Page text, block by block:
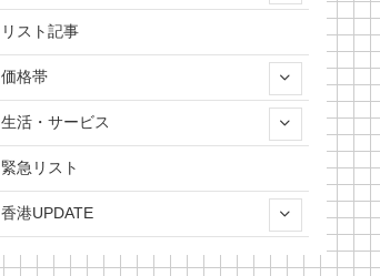
リスト記事
価格帯
生活・サービス
緊急リスト
香港UPDATE